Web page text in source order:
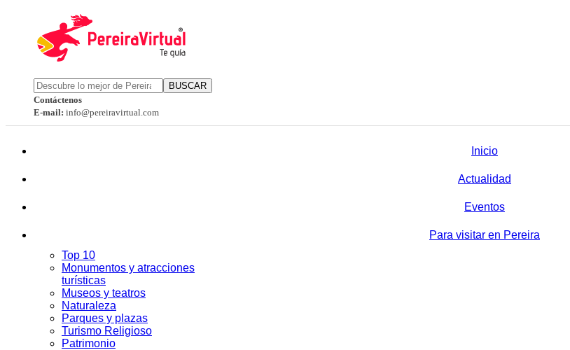
BUSCAR
Contáctenos
E-mail: info@pereiravirtual.com
Inicio
Actualidad
Eventos
Para visitar en Pereira
Top 10
Monumentos y atracciones
turísticas
Museos y teatros
Naturaleza
Parques y plazas
Turismo Religioso
Patrimonio